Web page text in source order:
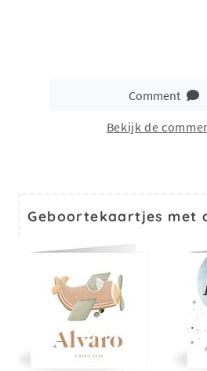
Comment
Bekijk de
Geboortekaartjes met